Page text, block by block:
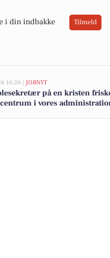
i din indbakke Tilmeld
16:26 | JOBNYT
på en kristen
i vores